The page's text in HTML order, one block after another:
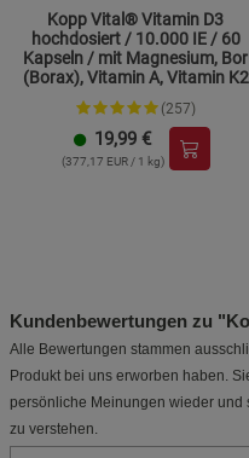
Kopp Vital® Vitamin D3
hochdosiert / 10.000 IE / 60
Kapseln / mit Magnesium, Bor
(Borax), Vitamin A, Vitamin K2
und Zink
(257)
19,99 €
(377,17 EUR / 1 kg)
Kundenbewertungen zu
Alle Bewertungen stammen
Produkt bei uns erworben haben.
persönliche Meinungen wieder und
zu verstehen.